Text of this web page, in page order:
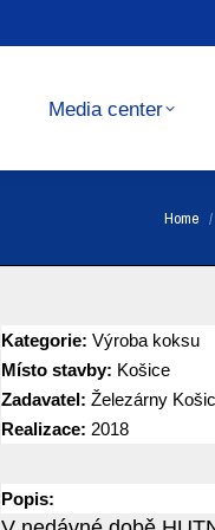
Media center
You
Home
Kategorie: Výroba koksu
Místo stavby: Košice
Zadavatel: Železárny
Realizace: 2018
Popis: